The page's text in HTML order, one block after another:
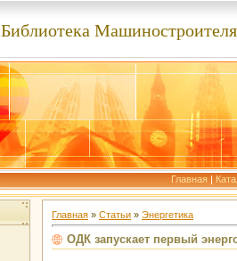
Библиотека Машиностроителя
Главная|
Главная » Статьи » Энергетика
ОДК запускает первый